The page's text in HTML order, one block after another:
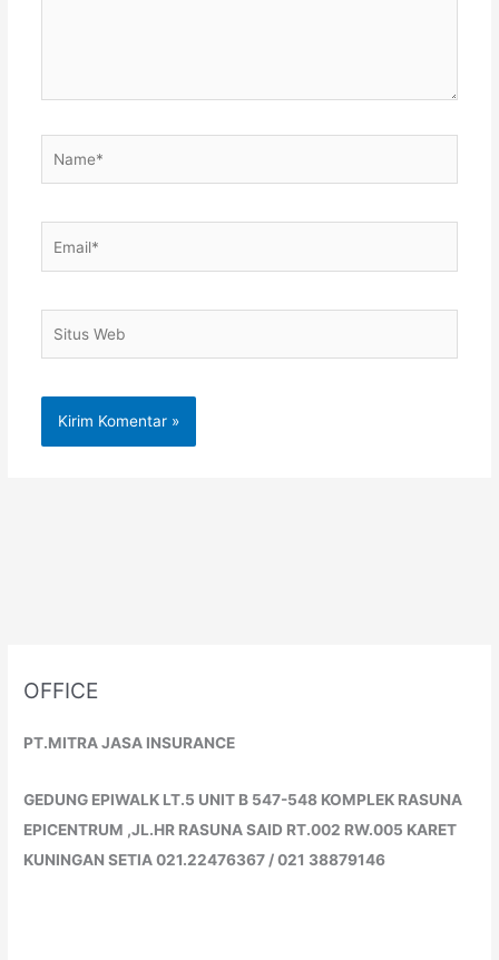
Web
OFFICE
PT.MITRA JASA INSURANCE
GEDUNG EPIWALK LT.5 UNIT B 547-548 KOMPLEK RASUNA
EPICENTRUM ,JL.HR RASUNA SAID RT.002 RW.005 KARET
KUNINGAN SETIA 021.22476367 / 021 38879146